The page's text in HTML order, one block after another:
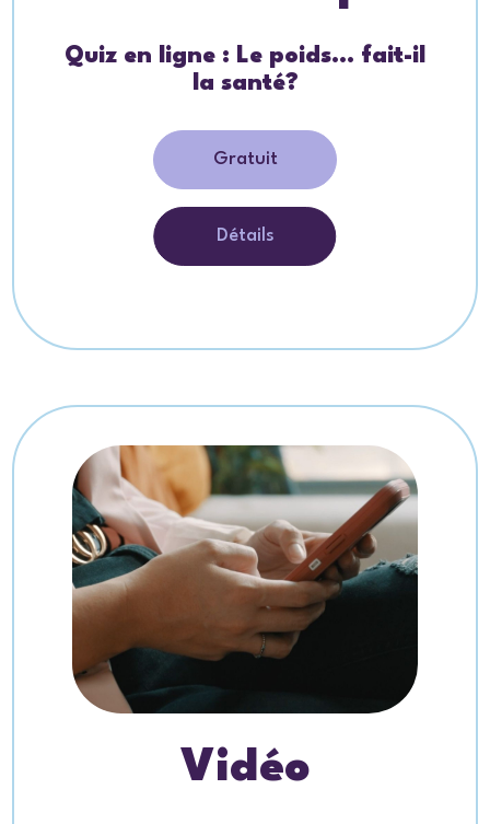
Quiz en ligne : Le poids… fait-il
la santé?
Gratuit
Détails
Vidéo